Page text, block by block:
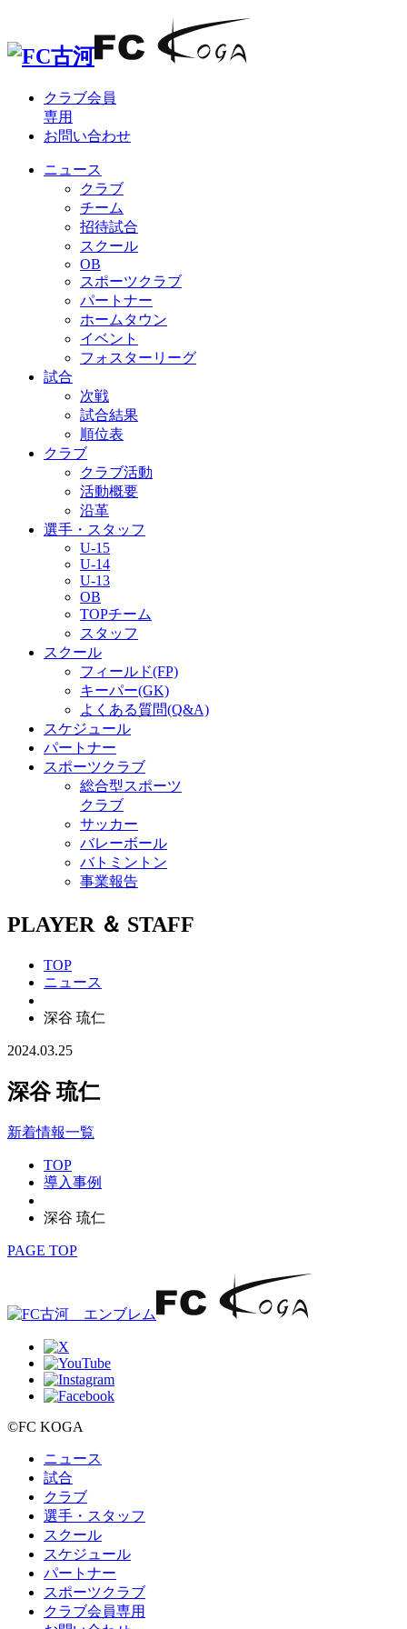
クラブ会員
専用
お問い合わせ
ニュース
クラブ
チーム
招待試合
スクール
OB
スポーツクラブ
パートナー
ホームタウン
イベント
フォスターリーグ
試合
次戦
試合結果
順位表
クラブ
クラブ活動
活動概要
沿革
選手・スタッフ
U-15
U-14
U-13
OB
TOPチーム
スタッフ
スクール
フィールド(FP)
キーパー(GK)
よくある質問(Q&A)
スケジュール
パートナー
スポーツクラブ
総合型スポーツ
クラブ
サッカー
バレーボール
バトミントン
事業報告
PLAYER ＆ STAFF
TOP
ニュース
深谷 琉仁
2024.03.25
深谷 琉仁
新着情報一覧
TOP
導入事例
深谷 琉仁
PAGE TOP
©FC KOGA
ニュース
試合
クラブ
選手・スタッフ
スクール
スケジュール
パートナー
スポーツクラブ
クラブ会員専用